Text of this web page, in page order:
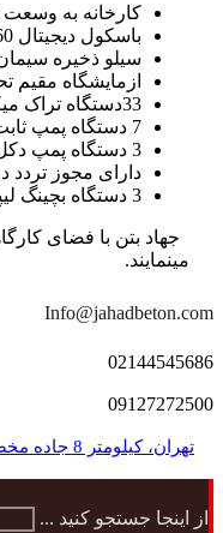
کارخانه به وسعت 20000 متر مربع
باسکول دیجیتال 60 تنی استاندارد
سیلو ذخیره سیمان به
ازمایشگاه مقیم
33دستگاه تراک میکسر
7 دستگاه پمپ ثابت
3 دستگاه پمپ دکل 36-42-52 متری
دارای مجوز تردد
3 دستگاه بچینگ لیپهر(2دستگاه 1متری و 1 دستگاه 1/2 متری با توان تولید 150 متر مکعب در ساعت)
مینمایند.
Info@jahadbeton.com
02144545686
09127272500
تهران، کیلومتر 8 جاده مخصوص،خیابان عاشری، تقاطع جلال
از اینجا جستجو کنید ...